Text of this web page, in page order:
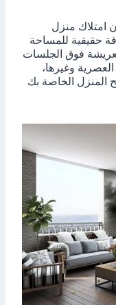
امتلاك منزل
حقيقية للمساحة
فوق الجلسات
العصرية وغيرها،
المنزل الخاصة بك